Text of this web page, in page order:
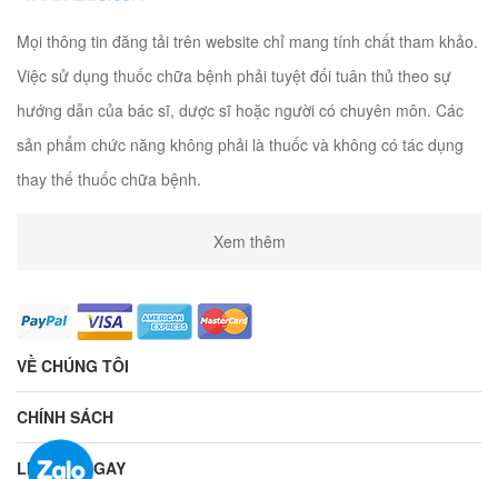
Mọi thông tin đăng tải trên website chỉ mang tính chất tham khảo.
Việc sử dụng thuốc chữa bệnh phải tuyệt đối tuân thủ theo sự
hướng dẫn của bác sĩ, dược sĩ hoặc người có chuyên môn. Các
sản phẩm chức năng không phải là thuốc và không có tác dụng
thay thế thuốc chữa bệnh.
Xem thêm
VỀ CHÚNG TÔI
CHÍNH SÁCH
LIÊN HỆ NGAY